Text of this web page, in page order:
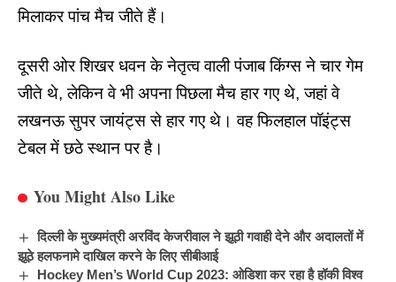
मिलाकर पांच मैच जीते हैं।
दूसरी ओर शिखर धवन के नेतृत्व वालीपंजाब किंग्सने चार गेम
जीते थे, लेकिन वे भी अपना पिछला मैच हार गए थे, जहां वे
लखनऊ सुपर जायंट्स से हार गए थे। वह फिलहाल पॉइंट्स
टेबल में छठे स्थान पर है।
You Might Also Like
दिल्ली के मुख्यमंत्री अरविंद केजरीवाल ने झूठी गवाही देने और अदालतों में
झूठे हलफनामे दाखिल करने के लिए सीबीआई
Hockey Men’s World Cup 2023: ओडिशा कर रहा है हॉकी विश्व